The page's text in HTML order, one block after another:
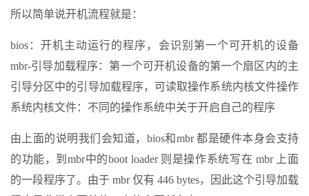
所以简单说开机流程就是：
bios：开机主动运行的程序，会识别第一个可开机的设备
mbr-引导加载程序：第一个可开机设备的第一个扇区内的主
引导分区中的引导加载程序，可读取操作系统内核文件操作
系统内核文件：不同的操作系统中关于开启自己的程序
由上面的说明我们会知道，bios和mbr 都是硬件本身会支持
的功能，到mbr中的boot loader 则是操作系统写在 mbr 上面
的一段程序了。由于 mbr 仅有 446 bytes，因此这个引导加载